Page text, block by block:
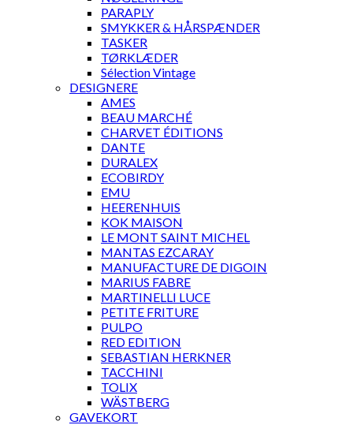
PARAPLY
SMYKKER & HÅRSPÆNDER
TASKER
TØRKLÆDER
Sélection Vintage
DESIGNERE
AMES
BEAU MARCHÉ
CHARVET ÉDITIONS
DANTE
DURALEX
ECOBIRDY
EMU
HEERENHUIS
KOK MAISON
LE MONT SAINT MICHEL
MANTAS EZCARAY
MANUFACTURE DE DIGOIN
MARIUS FABRE
MARTINELLI LUCE
PETITE FRITURE
PULPO
RED EDITION
SEBASTIAN HERKNER
TACCHINI
TOLIX
WÄSTBERG
GAVEKORT